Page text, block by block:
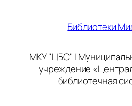
Библиотеки
МКУ "ЦБС" |
учреждение
библиотечная